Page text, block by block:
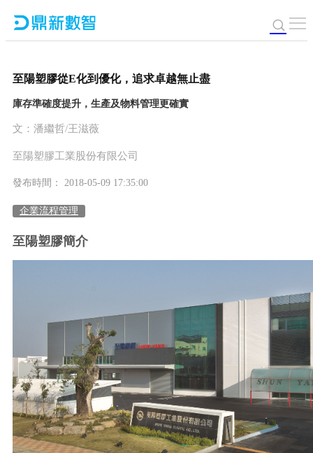
至陽塑膠從E化到優化，追求卓越無止盡
庫存準確度提升，生產及物料管理更確實
文：潘繼哲/王滋薇
至陽塑膠工業股份有限公司
發布時間： 2018-05-09 17:35:00
企業流程管理
至陽塑膠簡介